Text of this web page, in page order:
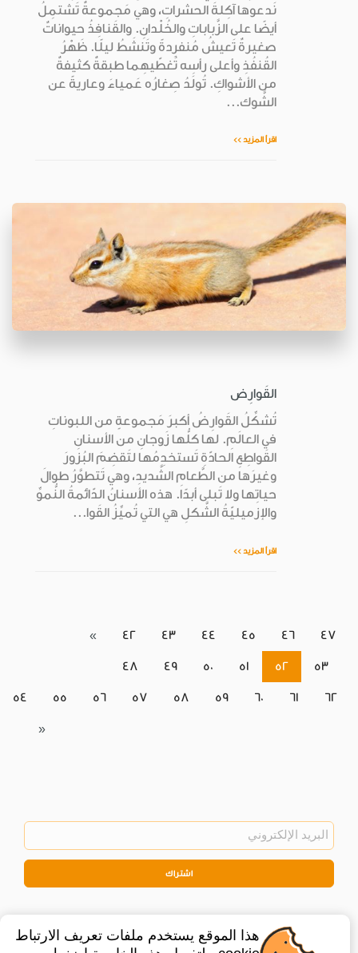
نَدعوها آكِلةَ الحشراتِ، وهي مَجموعةٌ تَشتمِلُ
أيضًا على الزَّباباتِ والخُلْدانِ. والقَنافِذُ حيواناتٌ
صغيرةٌ تَعيشُ مُنفرِدةً وتَنشَطُ ليلًا. ظَهْرُ
القُنفُذِ وأعلى رأسِه تُغطّيهِما طبقةٌ كثيفةٌ
من الأشواكِ. تُولَدُ صِغارُه عَمياءَ وعاريةً عن
الشَّوك...
اقرأ المزيد >>
القَوارِض
تُشكِّلُ القَوارِضُ أكبرَ مَجموعةٍ من اللبوناتِ
في العالَمِ. لها كلُّها زَوجانِ من الأسنانِ
القَواطِعِ الحادّةِ تَستخدِمُها لتَقضِمَ البُزورَ
وغيرَها من الطَّعامِ الشَّديدِ، وهي تَتطوَّرُ طوالَ
حياتِها ولا تَبلى أبدًا. هذه الأسنانُ الدّائمةُ النُّموِّ
والإزميليّةُ الشَّكلِ هي التي تُميِّزُ القَوا...
اقرأ المزيد >>
« 42 43 44 45 46 47
48 49 50 51 52 53
54 55 56 57 58 59 60 61 62
»
اشتراك
هذا الموقع يستخدم ملفات تعريف الارتباط